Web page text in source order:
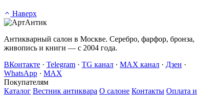
Наверх
Антикварный салон в Москве. Серебро, фарфор, бронза,
живопись и книги — с 2004 года.
ВКонтакте · Telegram · TG канал · MAX канал · Дзен ·
WhatsApp · MAX
Покупателям
Каталог Вестник антиквара О салоне Контакты Оплата и